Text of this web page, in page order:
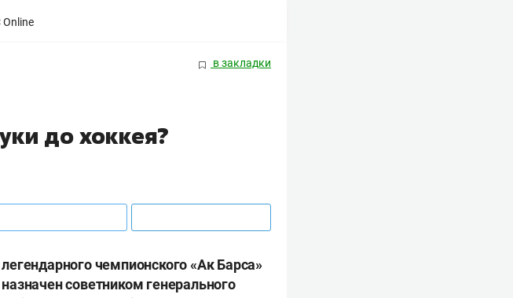
в закладки
до хоккея?
чемпионского «Ак Барса»
советником генерального